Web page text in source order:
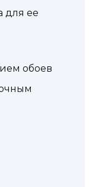
для ее
обоев